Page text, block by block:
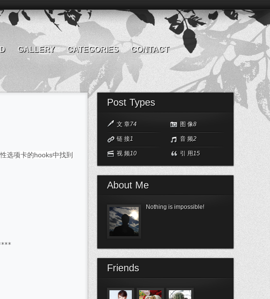
GALLERY CATEGORIES CONTACT
选项卡的hooks中找到
Post Types
文 章74 图 像8
链 接1 音 频2
视 频10 引 用15
About Me
Nothing is impossible!
Friends